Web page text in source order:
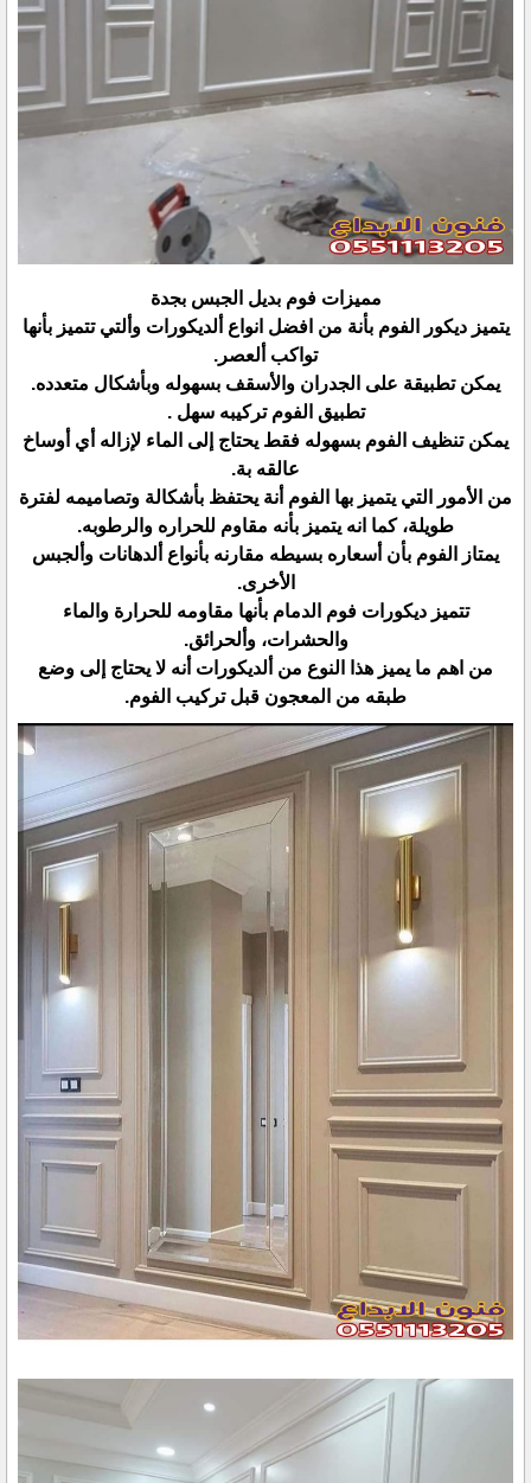
مميزات فوم بديل الجبس بجدة
يتميز ديكور الفوم بأنة من افضل انواع ألديكورات وألتي تتميز بأنها
تواكب ألعصر.
يمكن تطبيقة على الجدران والأسقف بسهوله وبأشكال متعدده.
تطبيق الفوم تركيبه سهل .
يمكن تنظيف الفوم بسهوله فقط يحتاج إلى الماء لإزاله أي أوساخ
عالقه بة.
من الأمور التي يتميز بها الفوم أنة يحتفظ بأشكالة وتصاميمه لفترة
طويلة، كما انه يتميز بأنه مقاوم للحراره والرطوبه.
يمتاز الفوم بأن أسعاره بسيطه مقارنه بأنواع ألدهانات وألجبس
الأخرى.
تتميز ديكورات فوم الدمام بأنها مقاومه للحرارة والماء
والحشرات، وألحرائق.
من اهم ما يميز هذا النوع من ألديكورات أنه لا يحتاج إلى وضع
طبقه من المعجون قبل تركيب الفوم.